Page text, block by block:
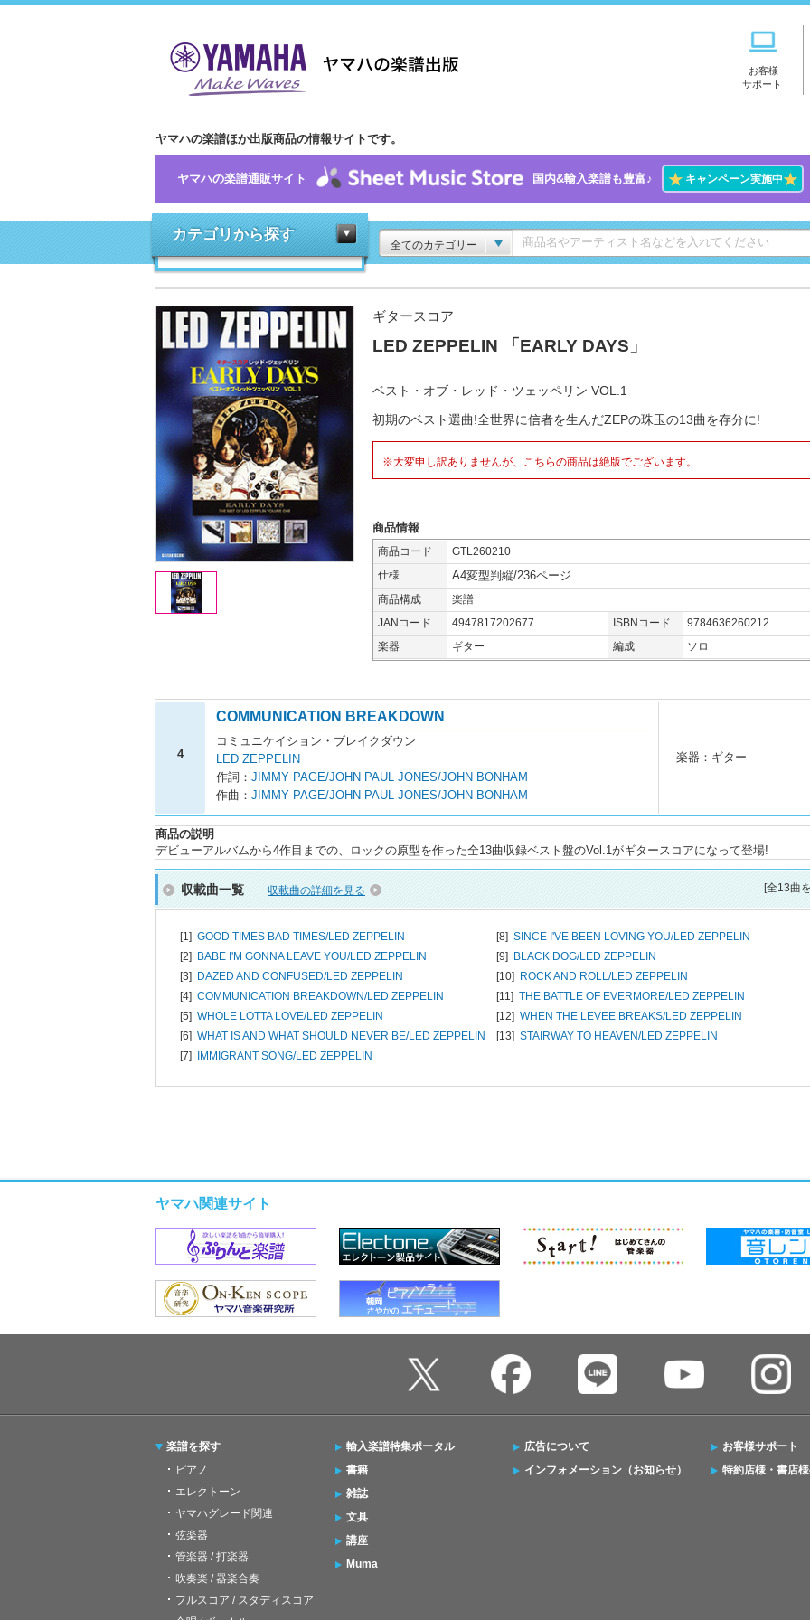
お客様
サポート
ヤマハの楽譜ほか出版商品の情報サイトです。
ヤマハの楽譜通販サイト 国内&輸入楽譜も豊富♪ ★キャンペーン実施中★
カテゴリから探す
全てのカテゴリー
ギタースコア
LED ZEPPELIN 「EARLY DAYS」
ベスト・オブ・レッド・ツェッペリン VOL.1
初期のベスト選曲!全世界に信者を生んだZEPの珠玉の13曲を存分に!
※大変申し訳ありませんが、こちらの商品は絶版でございます。
商品情報
商品コード
GTL260210
仕様
A4変型判縦/236ページ
商品構成
楽譜
JANコード
4947817202677 ISBNコード
9784636260212
楽器
ギター 編成 ソロ
4
COMMUNICATION BREAKDOWN
コミュニケイション・ブレイクダウン
LED ZEPPELIN
作詞： JIMMY PAGE/JOHN PAUL JONES/JOHN BONHAM
作曲： JIMMY PAGE/JOHN PAUL JONES/JOHN BONHAM
楽器：ギター
商品の説明
デビューアルバムから4作目までの、ロックの原型を作った全13曲収録ベスト盤のVol.1がギタースコアになって登場!
収載曲一覧 収載曲の詳細を見る [全13曲
[1] GOOD TIMES BAD TIMES/LED ZEPPELIN
[2] BABE I'M GONNA LEAVE YOU/LED ZEPPELIN
[3] DAZED AND CONFUSED/LED ZEPPELIN
[4] COMMUNICATION BREAKDOWN/LED ZEPPELIN
[5] WHOLE LOTTA LOVE/LED ZEPPELIN
[6] WHAT IS AND WHAT SHOULD NEVER BE/LED ZEPPELIN
[7] IMMIGRANT SONG/LED ZEPPELIN
[8] SINCE I'VE BEEN LOVING YOU/LED ZEPPELIN
[9] BLACK DOG/LED ZEPPELIN
[10] ROCK AND ROLL/LED ZEPPELIN
[11] THE BATTLE OF EVERMORE/LED ZEPPELIN
[12] WHEN THE LEVEE BREAKS/LED ZEPPELIN
[13] STAIRWAY TO HEAVEN/LED ZEPPELIN
ヤマハ関連サイト
楽譜を探す
ピアノ
エレクトーン
ヤマハグレード関連
弦楽器
管楽器 / 打楽器
吹奏楽 / 器楽合奏
フルスコア / スタディスコア
輸入楽譜特集ポータル
書籍
雑誌
文具
講座
Muma
広告について
インフォメーション（お知らせ）
お客様サポート
特約店様・書店